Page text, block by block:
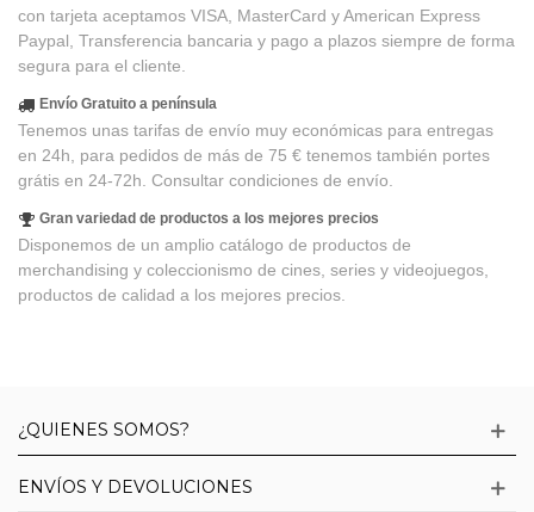
con tarjeta aceptamos VISA, MasterCard y American Express
Paypal, Transferencia bancaria y pago a plazos siempre de forma
segura para el cliente.
Envío Gratuito a península
Tenemos unas tarifas de envío muy económicas para entregas
en 24h, para pedidos de más de 75 € tenemos también portes
grátis en 24-72h. Consultar condiciones de envío.
Gran variedad de productos a los mejores precios
Disponemos de un amplio catálogo de productos de
merchandising y coleccionismo de cines, series y videojuegos,
productos de calidad a los mejores precios.
¿QUIENES SOMOS?
ENVÍOS Y DEVOLUCIONES